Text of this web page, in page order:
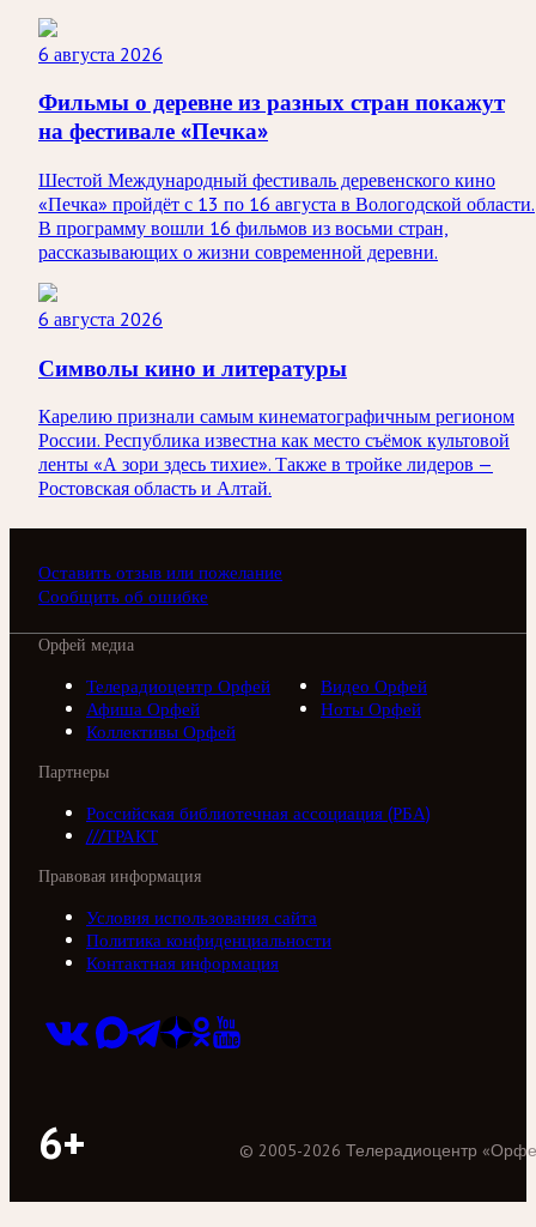
6 августа 2026
Фильмы о деревне из разных стран покажут
на фестивале «Печка»
Шестой Международный фестиваль деревенского кино
«Печка» пройдёт с 13 по 16 августа в Вологодской области.
В программу вошли 16 фильмов из восьми стран,
рассказывающих о жизни современной деревни.
6 августа 2026
Символы кино и литературы
Карелию признали самым кинематографичным регионом
России. Республика известна как место съёмок культовой
ленты «А зори здесь тихие». Также в тройке лидеров —
Ростовская область и Алтай.
Оставить отзыв или пожелание
Сообщить об ошибке
Орфей медиа
Телерадиоцентр Орфей
Видео Орфей
Афиша Орфей
Ноты Орфей
Коллективы Орфей
Партнеры
Российская библиотечная ассоциация (РБА)
///ТРАКТ
Правовая информация
Условия использования сайта
Политика конфиденциальности
Контактная информация
6+ © 2005-2026 Телерадиоцентр